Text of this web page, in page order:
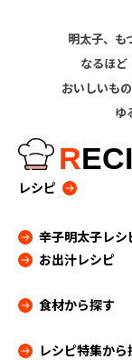
明太子、も
なるほど
おいしいも
ゆ
R
レシピ
辛子明太子レシ
お出汁レシピ
食材から探す
レシピ特集から